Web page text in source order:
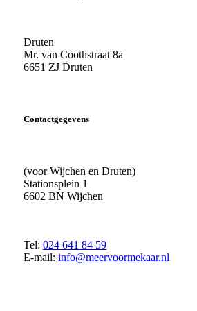
Druten
Mr. van Coothstraat 8a
6651 ZJ Druten
Contactgegevens
(voor Wijchen en Druten)
Stationsplein 1
6602 BN Wijchen
Tel: 024 641 84 59
E-mail: info@meervoormekaar.nl